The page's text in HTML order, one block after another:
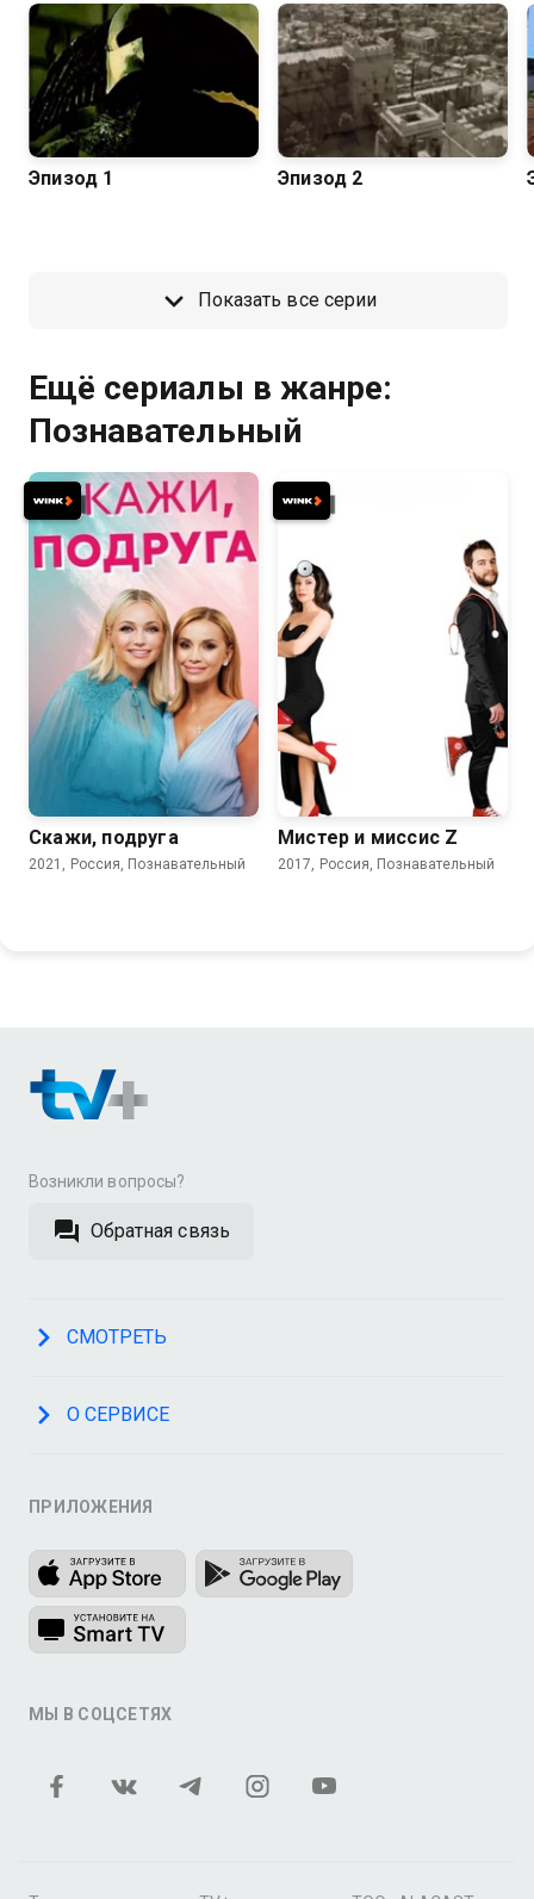
Эпизод 1 Эпизод 2
Показать все серии
Ещё сериалы в жанре:
Познавательный
Скажи, подруга
2021, Россия, Познавательный
Мистер и миссис Z
2017, Россия, Познавательный
Возникли вопросы?
Обратная связь
СМОТРЕТЬ
О СЕРВИСЕ
ПРИЛОЖЕНИЯ
МЫ В СОЦСЕТЯХ